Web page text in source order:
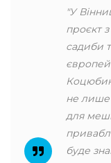
"У
проєкт
садиби
не лише
для
буде